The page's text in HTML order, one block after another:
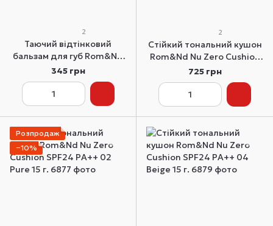
2
Таючий відтінковий
бальзам для губ Rom&Nd
Glasting Melting Balm 14
Dear Apple 3.5 г
345 грн
2
Стійкий тональний кушон
Rom&Nd Nu Zero Cushion
SPF24 PA++ 01 Porcelain 15
г.
725 грн
Розпродаж
−10%